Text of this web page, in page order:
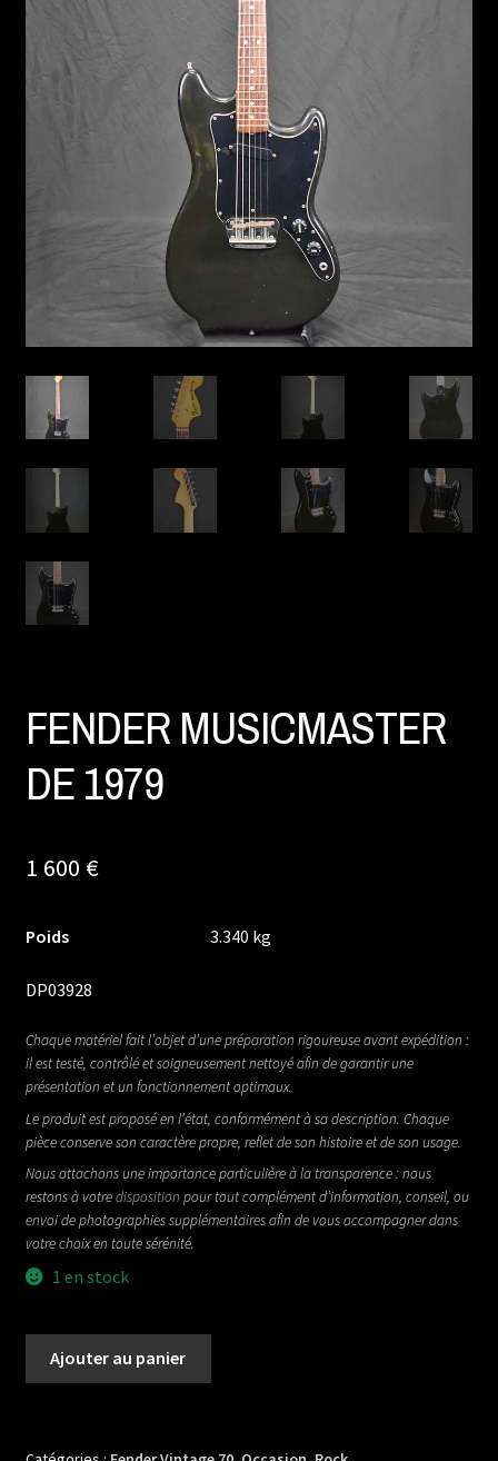
FENDER MUSICMASTER
DE 1979
1 600 €
Poids 3.340 kg
DP03928
Chaque matériel fait l’objet d’une préparation rigoureuse avant expédition :
il est testé, contrôlé et soigneusement nettoyé afin de garantir une
présentation et un fonctionnement optimaux.
Le produit est proposé en l’état, conformément à sa description. Chaque
pièce conserve son caractère propre, reflet de son histoire et de son usage.
Nous attachons une importance particulière à la transparence : nous
restons à votredisposition pour tout complément d’information, conseil, ou
envoi de photographies supplémentaires afin de vous accompagner dans
votre choix en toute sérénité.
1 en stock
Ajouter au panier